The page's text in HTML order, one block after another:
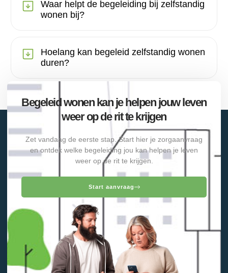
Waar helpt de begeleiding bij zelfstandig
wonen bij?
Hoelang kan begeleid zelfstandig wonen
duren?
Begeleid wonen kan je helpen jouw leven
weer op de rit te krijgen
Zet vandaag de eerste stap. Start hier je zorgaanvraag
en ontdek welke begeleiding jou kan helpen je leven
weer op de rit te krijgen.
Start aanvraag